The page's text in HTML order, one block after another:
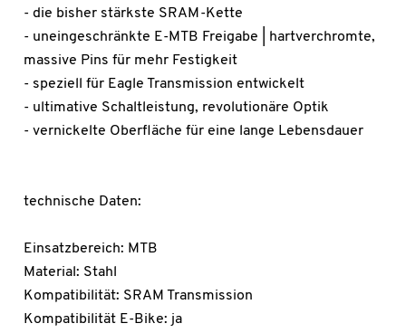
- die bisher stärkste SRAM-Kette
- uneingeschränkte E-MTB Freigabe | hartverchromte,
massive Pins für mehr Festigkeit
- speziell für Eagle Transmission entwickelt
- ultimative Schaltleistung, revolutionäre Optik
- vernickelte Oberfläche für eine lange Lebensdauer
technische Daten:
Einsatzbereich: MTB
Material: Stahl
Kompatibilität: SRAM Transmission
Kompatibilität E-Bike: ja